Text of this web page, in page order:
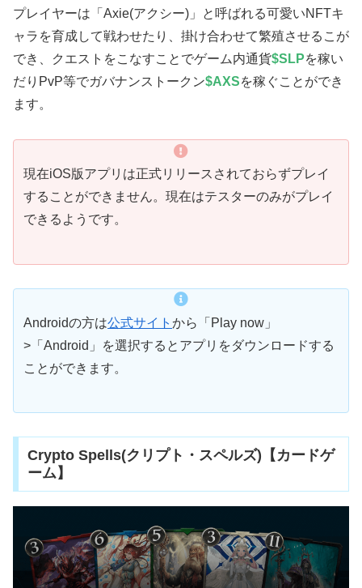
プレイヤーは「Axie(アクシー)」と呼ばれる可愛いNFTキ
ャラを育成して戦わせたり、掛け合わせて繁殖させるこが
でき、クエストをこなすことでゲーム内通貨$SLPを稼い
だりPvP等でガバナンストークン$AXSを稼ぐことができ
ます。
現在iOS版アプリは正式リリースされておらずプレイ
することができません。現在はテスターのみがプレイ
できるようです。
Androidの方は公式サイト から「Play now」
>「Android」を選択するとアプリをダウンロードする
ことができます。
Crypto Spells(クリプト・スペルズ)【カードゲ
ーム】